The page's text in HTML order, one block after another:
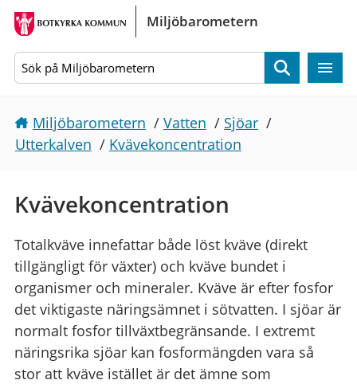
Gå direkt till sidans innehåll
Miljöbarometern
Sök
Miljöbarometern / Vatten / Sjöar /
Utterkalven / Kvävekoncentration
Kvävekoncentration
Totalkväve innefattar både löst kväve (direkt
tillgängligt för växter) och kväve bundet i
organismer och mineraler. Kväve är efter fosfor
det viktigaste näringsämnet i sötvatten. I sjöar är
normalt fosfor tillväxtbegränsande. I extremt
näringsrika sjöar kan fosformängden vara så
stor att kväve istället är det ämne som